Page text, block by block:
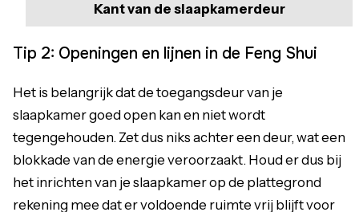
Kant van de slaapkamerdeur
Tip 2: Openingen en lijnen in de Feng Shui
Het is belangrijk dat de toegangsdeur van je
slaapkamer goed open kan en niet wordt
tegengehouden. Zet dus niks achter een deur, wat een
blokkade van de energie veroorzaakt. Houd er dus bij
het inrichten van je slaapkamer op de plattegrond
rekening mee dat er voldoende ruimte vrij blijft voor